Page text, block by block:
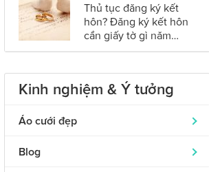
Thủ tục đăng ký kết
hôn? Đăng ký kết hôn
cần giấy tờ gì năm
2023?
Kinh nghiệm & Ý tưởng
Áo cưới đẹp
Áo dài cưới
319
Blog